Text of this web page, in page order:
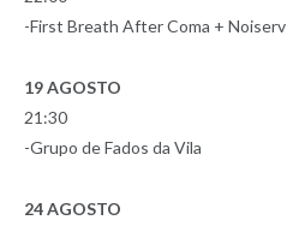
-First Breath After Coma + Noiserv
19 AGOSTO
21:30
-Grupo de Fados da Vila
24 AGOSTO